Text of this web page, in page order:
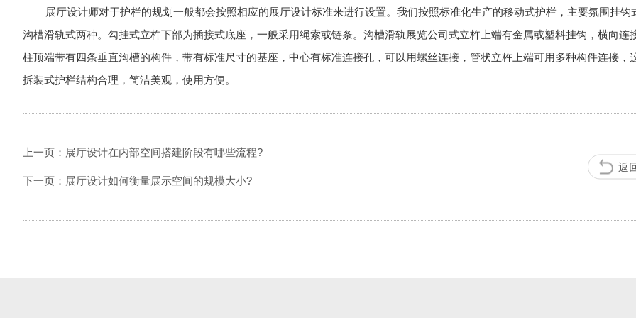
展厅设计师对于护栏的规划一般都会按照相应的展厅设计标准来进行设置。我们按照标准化生产的移动式护栏，主要氛围挂钩
沟槽滑轨式两种。勾挂式立杵下部为插接式底座，一般采用绳索或链条。沟槽滑轨展览公司式立杵上端有金属或塑料挂钩，横向连
柱顶端带有四条垂直沟槽的构件，带有标准尺寸的基座，中心有标准连接孔，可以用螺丝连接，管状立杵上端可用多种构件连接，
拆装式护栏结构合理，简洁美观，使用方便。
上一页：展厅设计在内部空间搭建阶段有哪些流程?
下一页：展厅设计如何衡量展示空间的规模大小?
返